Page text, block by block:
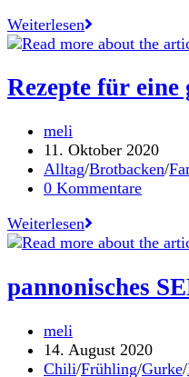
WeiterlesenBühne
frei
saisonale
Suppenwürze
Rezepte für
Beitrags-
Autor:
meli
Beitrag
veröffentlicht:
11. Oktober 2020
Beitrags-
Kategorie:
Alltag/Brotbacken/
Beitrags-
0 Kommentare
WeiterlesenRezepte
für
gute
Zeit
Kochen.
pannonisches
Beitrags-
Autor:
meli
Beitrag
veröffentlicht:
14. August 2020
Beitrags-
Chili/Frühling/Gurke/